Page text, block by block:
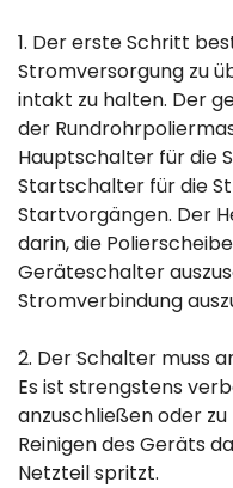
1. Der erste Schritt
Stromversorgung zu
intakt zu halten. Der
der
Hauptschalter für die
Startschalter für die
Startvorgängen. Der
darin, die
Geräteschalter
Stromverbindung
2. Der Schalter muss
Es ist strengstens
anzuschließen oder
Reinigen des Geräts
Netzteil spritzt.